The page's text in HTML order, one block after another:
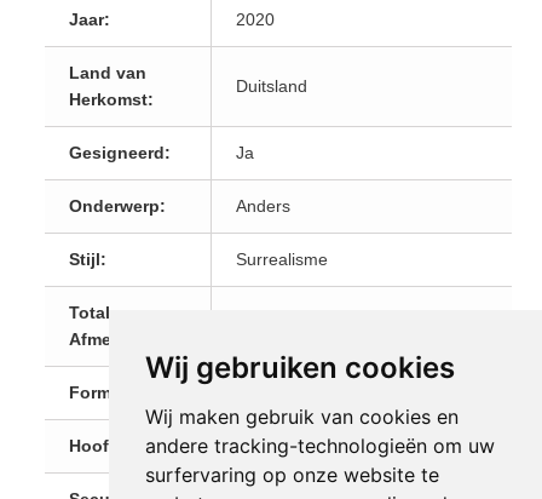
Wij gebruiken cookies
Wij maken gebruik van cookies en
andere tracking-technologieën om uw
surfervaring op onze website te
Jaar: 2020
Land van
Herkomst:
Duitsland
Gesigneerd: Ja
Onderwerp: Anders
Stijl: Surrealisme
Totale
Afmetingen:
Formaat:
Hoofdkleur: Grijs